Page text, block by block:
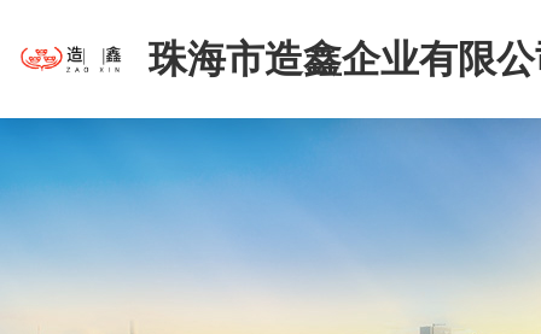
珠海市造鑫企业有限